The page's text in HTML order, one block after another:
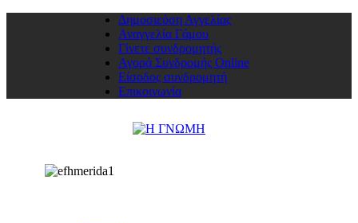
Δημοσιεύση Αγγελίας
Αναγγελία Γάμου
Γίνετε συνδρομητής
Αγορά Συνδρομής Online
Είσοδος συνδρομητή
Επικοινωνία